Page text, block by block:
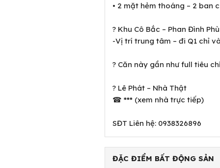
• 2 mặt hẻm thoáng – 2 ban
? Khu Cô Bắc – Phan Đình
-Vị trí trung tâm – đi Q1 chỉ
? Căn này gần như full tiêu
? Lê Phát – Nhà Thật
☎ *** (xem nhà trực tiếp)
ĐẶC ĐIỂM BẤT ĐỘNG SẢN